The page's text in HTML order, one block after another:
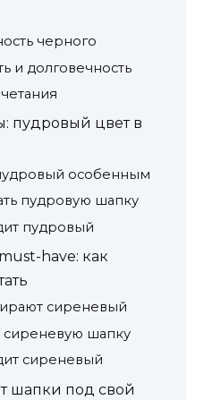
черного
и долговечность
пудровый цвет в
особенным
пудровую шапку
пудровый
have: как
сиреневый
сиреневую шапку
сиреневый
шапки под свой